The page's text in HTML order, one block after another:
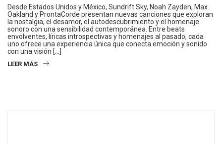
Desde Estados Unidos y México, Sundrift Sky, Noah Zayden, Max
Oakland y ProntaCorde presentan nuevas canciones que exploran
la nostalgia, el desamor, el autodescubrimiento y el homenaje
sonoro con una sensibilidad contemporánea. Entre beats
envolventes, líricas introspectivas y homenajes al pasado, cada
uno ofrece una experiencia única que conecta emoción y sonido
con una visión […]
LEER MÁS